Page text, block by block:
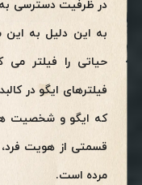
در ظرفیت دسترسی به
به این دلیل به این
حیاتی را فیلتر می
فیلترهای ایگو در
که ایگو و شخصیت
قسمتی از هویت فرد،
مرده است.